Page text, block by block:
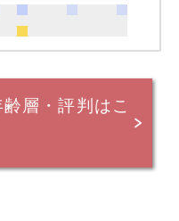
層・評判はこ